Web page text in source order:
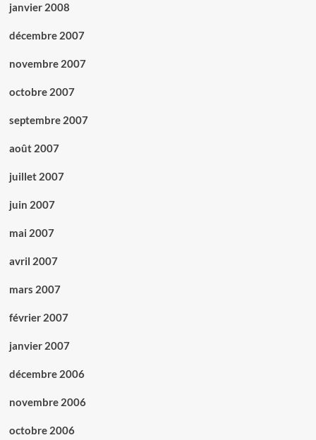
janvier 2008
décembre 2007
novembre 2007
octobre 2007
septembre 2007
août 2007
juillet 2007
juin 2007
mai 2007
avril 2007
mars 2007
février 2007
janvier 2007
décembre 2006
novembre 2006
octobre 2006